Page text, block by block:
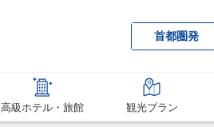
首都圏発
高級ホテル・旅館 観光プラン